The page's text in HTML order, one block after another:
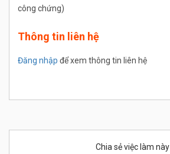
công chứng)
Thông tin liên hệ
Đăng nhập để xem thông tin liên hệ
Chia sẻ việc làm này